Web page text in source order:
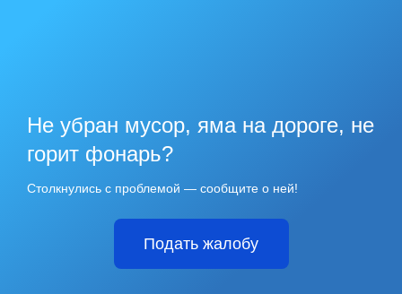
Не убран мусор, яма на дороге, не
горит фонарь?
Столкнулись с проблемой — сообщите о ней!
Подать жалобу